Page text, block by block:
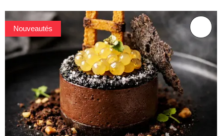
Nouveautés